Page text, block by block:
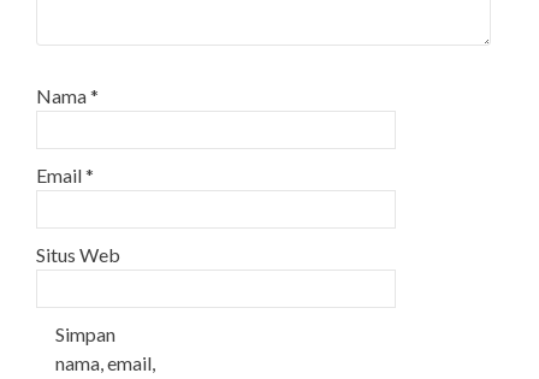
Nama*
Email*
Situs Web
Simpan
nama, email,